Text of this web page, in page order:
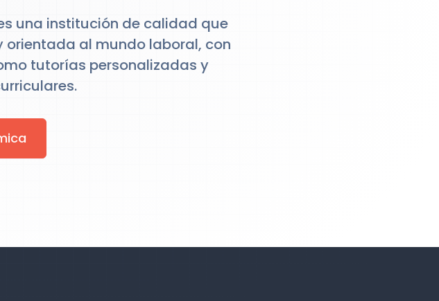
una institución de calidad que
al mundo laboral, con
tutorías personalizadas y